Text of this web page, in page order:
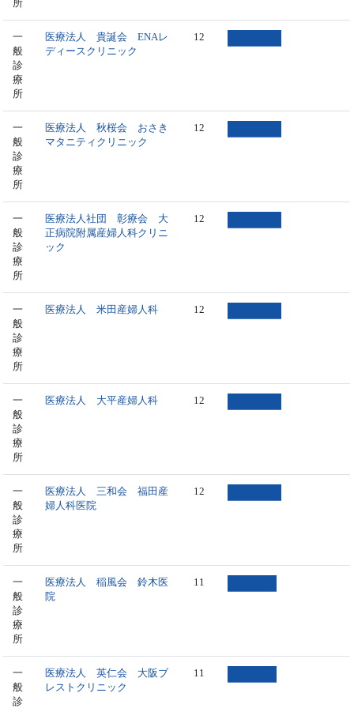
所
一
般
診
療
所
医療法人 貴誕会 ENAレ
ディースクリニック
12
一
般
診
療
所
医療法人 秋桜会 おさき
マタニティクリニック
12
一
般
診
療
所
医療法人社団 彰療会 大
正病院附属産婦人科クリニ
ック
12
一
般
診
療
所
医療法人 米田産婦人科 12
一
般
診
療
所
医療法人 大平産婦人科 12
一
般
診
療
所
医療法人 三和会 福田産
婦人科医院
12
一
般
診
療
所
医療法人 稲風会 鈴木医
院
11
一
般
診
医療法人 英仁会 大阪ブ
レストクリニック
11